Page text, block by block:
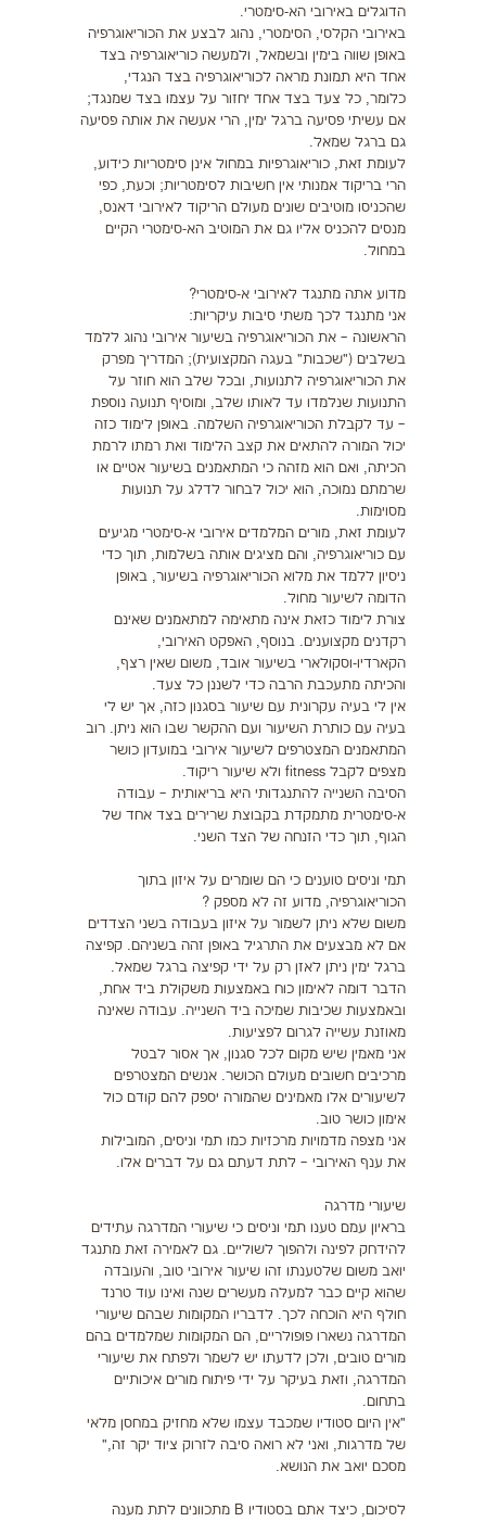
הדוגלים באירובי הא-סימטרי.
באירובי הקלסי, הסימטרי, נהוג לבצע את הכוריאוגרפיה
באופן שווה בימין ובשמאל, ולמעשה כוריאוגרפיה בצד
אחד היא תמונת מראה לכוריאוגרפיה בצד הנגדי,
כלומר, כל צעד בצד אחד יחזור על עצמו בצד שמנגד;
אם עשיתי פסיעה ברגל ימין, הרי אעשה את אותה פסיעה
גם ברגל שמאל.
לעומת זאת, כוריאוגרפיות במחול אינן סימטריות כידוע,
הרי בריקוד אמנותי אין חשיבות לסימטריות; וכעת, כפי
שהכניסו מוטיבים שונים מעולם הריקוד לאירובי דאנס,
מנסים להכניס אליו גם את המוטיב הא-סימטרי הקיים
במחול.
מדוע אתה מתנגד לאירובי א-סימטרי?
אני מתנגד לכך משתי סיבות עיקריות:
הראשונה – את הכוריאוגרפיה בשיעור אירובי נהוג ללמד
בשלבים ("שכבות" בעגה המקצועית); המדריך מפרק
את הכוריאוגרפיה לתנועות, ובכל שלב הוא חוזר על
התנועות שנלמדו עד לאותו שלב, ומוסיף תנועה נוספת
– עד לקבלת הכוריאוגרפיה השלמה. באופן לימוד כזה
יכול המורה להתאים את קצב הלימוד ואת רמתו לרמת
הכיתה, ואם הוא מזהה כי המתאמנים בשיעור אטיים או
שרמתם נמוכה, הוא יכול לבחור לדלג על תנועות
מסוימות.
לעומת זאת, מורים המלמדים אירובי א-סימטרי מגיעים
עם כוריאוגרפיה, והם מציגים אותה בשלמות, תוך כדי
ניסיון ללמד את מלוא הכוריאוגרפיה בשיעור, באופן
הדומה לשיעור מחול.
צורת לימוד כזאת אינה מתאימה למתאמנים שאינם
רקדנים מקצוענים. בנוסף, האפקט האירובי,
הקארדיו-וסקולארי בשיעור אובד, משום שאין רצף,
והכיתה מתעכבת הרבה כדי לשננן כל צעד.
אין לי בעיה עקרונית עם שיעור בסגנון כזה, אך יש לי
בעיה עם כותרת השיעור ועם ההקשר שבו הוא ניתן. רוב
המתאמנים המצטרפים לשיעור אירובי במועדון כושר
מצפים לקבל fitness ולא שיעור ריקוד.
הסיבה השנייה להתנגדותי היא בריאותית ­– עבודה
א-סימטרית מתמקדת בקבוצת שרירים בצד אחד של
הגוף, תוך כדי הזנחה של הצד השני.
תמי וניסים טוענים כי הם שומרים על איזון בתוך
הכוריאוגרפיה, מדוע זה לא מספק ?
משום שלא ניתן לשמור על איזון בעבודה בשני הצדדים
אם לא מבצעים את התרגיל באופן זהה בשניהם. קפיצה
ברגל ימין ניתן לאזן רק על ידי קפיצה ברגל שמאל.
הדבר דומה לאימון כוח באמצעות משקולת ביד אחת,
ובאמצעות שכיבות שמיכה ביד השנייה. עבודה שאינה
מאוזנת עשייה לגרום לפציעות.
אני מאמין שיש מקום לכל סגנון, אך אסור לבטל
מרכיבים חשובים מעולם הכושר. אנשים המצטרפים
לשיעורים אלו מאמינים שהמורה יספק להם קודם כול
אימון כושר טוב.
אני מצפה מדמויות מרכזיות כמו תמי וניסים, המובילות
את ענף האירובי – לתת דעתם גם על דברים אלו.
שיעורי מדרגה
בראיון עמם טענו תמי וניסים כי שיעורי המדרגה עתידים
להידחק לפינה ולהפוך לשוליים. גם לאמירה זאת מתנגד
יואב משום שלטענתו זהו שיעור אירובי טוב, והעובדה
שהוא קיים כבר למעלה מעשרים שנה ואינו עוד טרנד
חולף היא הוכחה לכך. לדבריו המקומות שבהם שיעורי
המדרגה נשארו פופולריים, הם המקומות שמלמדים בהם
מורים טובים, ולכן לדעתו יש לשמר ולפתח את שיעורי
המדרגה, וזאת בעיקר על ידי פיתוח מורים איכותיים
בתחום.
"אין היום סטודיו שמכבד עצמו שלא מחזיק במחסן מלאי
של מדרגות, ואני לא רואה סיבה לזרוק ציוד יקר זה,"
מסכם יואב את הנושא.
לסיכום, כיצד אתם בסטודיו B מתכוונים לתת מענה